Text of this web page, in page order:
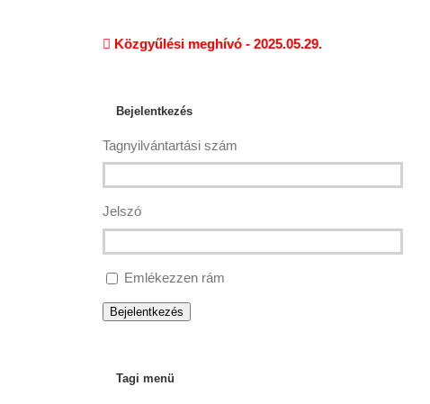
Közgyűlési meghívó - 2025.05.29.
Bejelentkezés
Tagnyilvántartási szám
Jelszó
Emlékezzen rám
Bejelentkezés
Tagi menü